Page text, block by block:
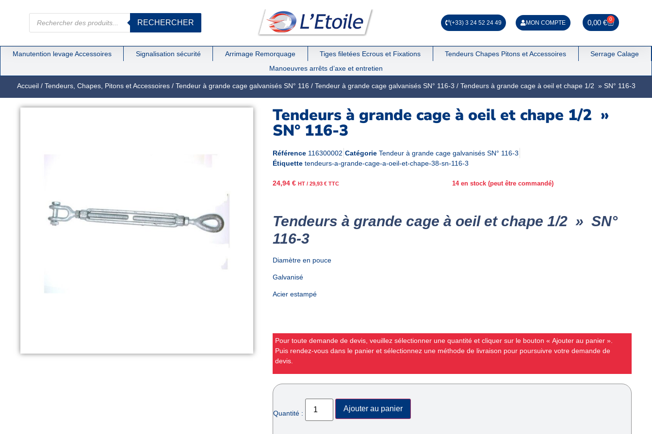
RECHERCHER (+33) 3 24 52 24 49 MON COMPTE 0,00€ 0
Manutention levage Accessoires Signalisation sécurité Arrimage Remorquage Tiges filetées Ecrous et Fixations Tendeurs Chapes Pitons et Accessoires
Serrage Calage
Manoeuvres arrêts d’axe et entretien
Accueil/ Tendeurs, Chapes, Pitons et Accessoires/ Tendeur à grande cage galvanisés SN° 116 / Tendeur à grande cage galvanisés SN° 116-3 / Tendeurs à grande cage à oeil et chape 1/2 » SN° 116-3
Tendeurs à grande cage à oeil et chape 1/2 »
SN° 116-3
Référence 116300002 Catégorie Tendeur à grande cage galvanisés SN° 116-3
Étiquette tendeurs-a-grande-cage-a-oeil-et-chape-38-sn-116-3
24,94 € HT / 29,93 € TTC 14 en stock (peut être commandé)
Tendeurs à grande cage à oeil et chape 1/2 » SN°
116-3
Diamètre en pouce
Galvanisé
Acier estampé
Pour toute demande de devis, veuillez sélectionner une quantité et cliquer sur le bouton « Ajouter au panier ».
Puis rendez-vous dans le panier et sélectionnez une méthode de livraison pour poursuivre votre demande de
devis.
Quantité :
Ajouter au panier